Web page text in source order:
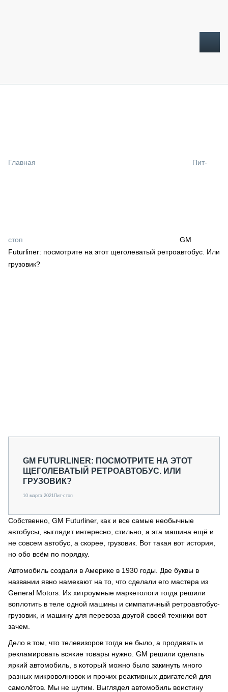
СПЕЦПРОЕКТЫ
МЕРОПРИЯТИЯ
Главная Пит-
стоп
GM
Futurliner: посмотрите на этот щеголеватый ретроавтобус. Или
грузовик?
GM FUTURLINER: ПОСМОТРИТЕ НА ЭТОТ
ЩЕГОЛЕВАТЫЙ РЕТРОАВТОБУС. ИЛИ
ГРУЗОВИК?
10 марта 2021Пит-стоп
Собственно, GM Futurliner, как и все самые необычные
автобусы, выглядит интересно, стильно, а эта машина ещё и
не совсем автобус, а скорее, грузовик. Вот такая вот история,
но обо всём по порядку.
Автомобиль создали в Америке в 1930 годы. Две буквы в
названии явно намекают на то, что сделали его мастера из
General Motors. Их хитроумные маркетологи тогда решили
воплотить в теле одной машины и симпатичный ретроавтобус-
грузовик, и машину для перевоза другой своей техники вот
зачем.
Дело в том, что телевизоров тогда не было, а продавать и
рекламировать всякие товары нужно. GM решили сделать
яркий автомобиль, в который можно было закинуть много
разных микроволновок и прочих реактивных двигателей для
самолётов. Мы не шутим. Выглядел автомобиль воистину